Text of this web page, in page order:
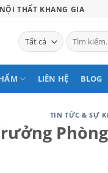
THẤT KHANG GIA
Tìm
kiếm:
LIÊN HỆ BLOG
TIN TỨC & SỰ